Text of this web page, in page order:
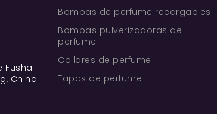
Fusha
China
Bombas de perfume recargables
Bombas pulverizadoras de
perfume
Collares de perfume
Tapas de perfume